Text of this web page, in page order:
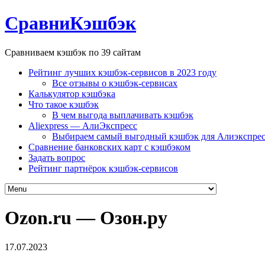
СравниКэшбэк
Сравниваем кэшбэк по 39 сайтам
Рейтинг лучших кэшбэк-сервисов в 2023 году
Все отзывы о кэшбэк-сервисах
Калькулятор кэшбэка
Что такое кэшбэк
В чем выгода выплачивать кэшбэк
Aliexpress — АлиЭкспресс
Выбираем самый выгодный кэшбэк для
Сравнение банковских карт с кэшбэком
Задать вопрос
Рейтинг партнёрок кэшбэк-сервисов
Ozon.ru — Озон.ру
17.07.2023